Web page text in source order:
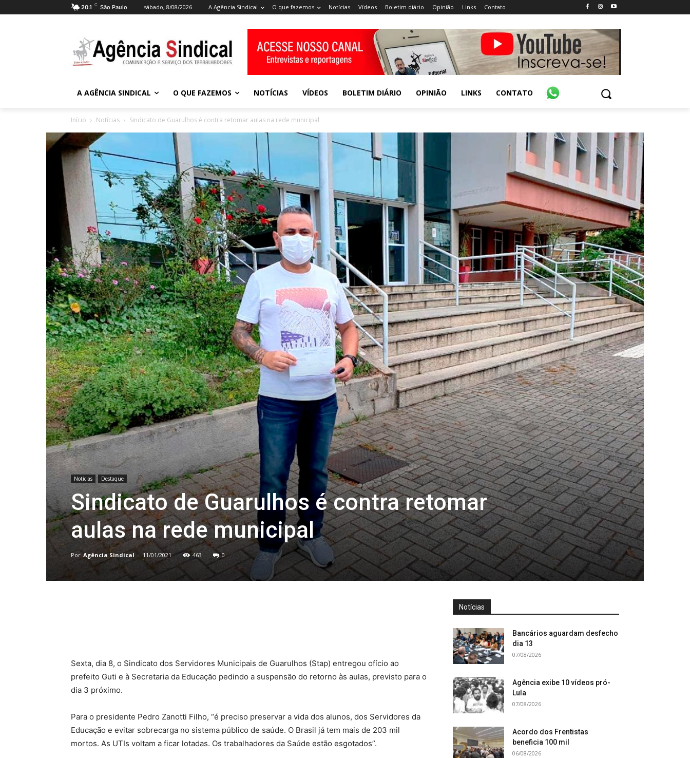
20.1 C São Paulo sábado, 8/08/2026 A Agência Sindical O que fazemos Notícias Vídeos Boletim diário Opinião Links Contato
A AGÊNCIA SINDICAL O QUE FAZEMOS NOTÍCIAS VÍDEOS BOLETIM DIÁRIO OPINIÃO LINKS CONTATO
Início Notícias Sindicato de Guarulhos é contra retomar aulas na rede municipal
Notícias Destaque
Sindicato de Guarulhos é contra retomar
aulas na rede municipal
Por Agência Sindical - 11/01/2021 463 0
Sexta, dia 8, o Sindicato dos Servidores Municipais de Guarulhos (Stap) entregou ofício ao
prefeito Guti e à Secretaria da Educação pedindo a suspensão do retorno às aulas, previsto para o
dia 3 próximo.
Para o presidente Pedro Zanotti Filho, “é preciso preservar a vida dos alunos, dos Servidores da
Educação e evitar sobrecarga no sistema público de saúde. O Brasil já tem mais de 203 mil
mortos. As UTIs voltam a ficar lotadas. Os trabalhadores da Saúde estão esgotados”.
Notícias
Bancários aguardam desfecho
dia 13
07/08/2026
Agência exibe 10 vídeos pró-
Lula
07/08/2026
Acordo dos Frentistas
beneficia 100 mil
06/08/2026